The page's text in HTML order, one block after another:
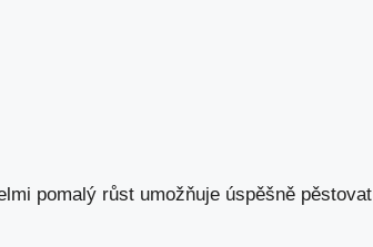
pomalý růst umožňuje úspěšně pěstovat